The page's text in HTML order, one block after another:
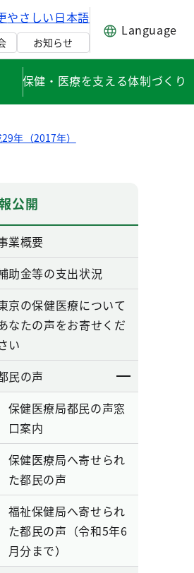
やさしい日本語
お知らせ
Language
保健・医療を支える体制づくり
年（2017年）
年）
公開
業概要
助金等の支出状況
京の保健医療について
なたの声をお寄せくだ
い
民の声
保健医療局都民の声窓
口案内
保健医療局へ寄せられ
た都民の声
福祉保健局へ寄せられ
た都民の声（令和5年6
月分まで）